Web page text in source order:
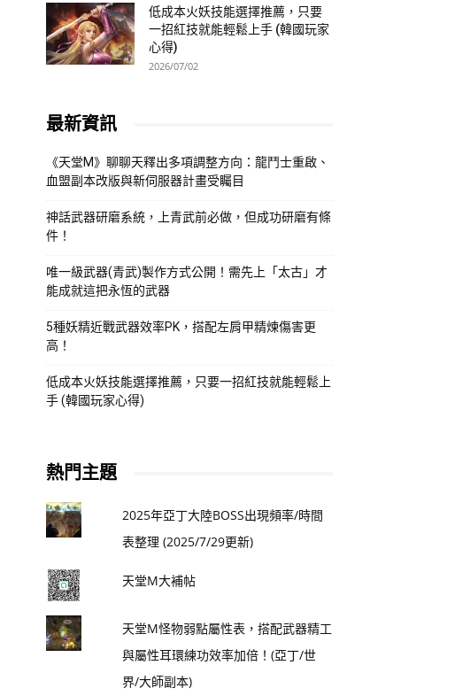
低成本火妖技能選擇推薦，只要
一招紅技就能輕鬆上手 (韓國玩家
心得)
2026/07/02
最新資訊
《天堂M》聊聊天釋出多項調整方向：龍鬥士重啟、
血盟副本改版與新伺服器計畫受矚目
神話武器研磨系統，上青武前必做，但成功研磨有條
件！
唯一級武器(青武)製作方式公開！需先上「太古」才
能成就這把永恆的武器
5種妖精近戰武器效率PK，搭配左肩甲精煉傷害更
高！
低成本火妖技能選擇推薦，只要一招紅技就能輕鬆上
手 (韓國玩家心得)
熱門主題
2025年亞丁大陸BOSS出現頻率/時間
表整理 (2025/7/29更新)
天堂M大補帖
天堂M怪物弱點屬性表，搭配武器精工
與屬性耳環練功效率加倍！(亞丁/世
界/大師副本)